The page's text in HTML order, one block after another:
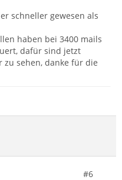
schneller gewesen als
haben bei 3400 mails
dafür sind jetzt
zu sehen, danke für die
#6